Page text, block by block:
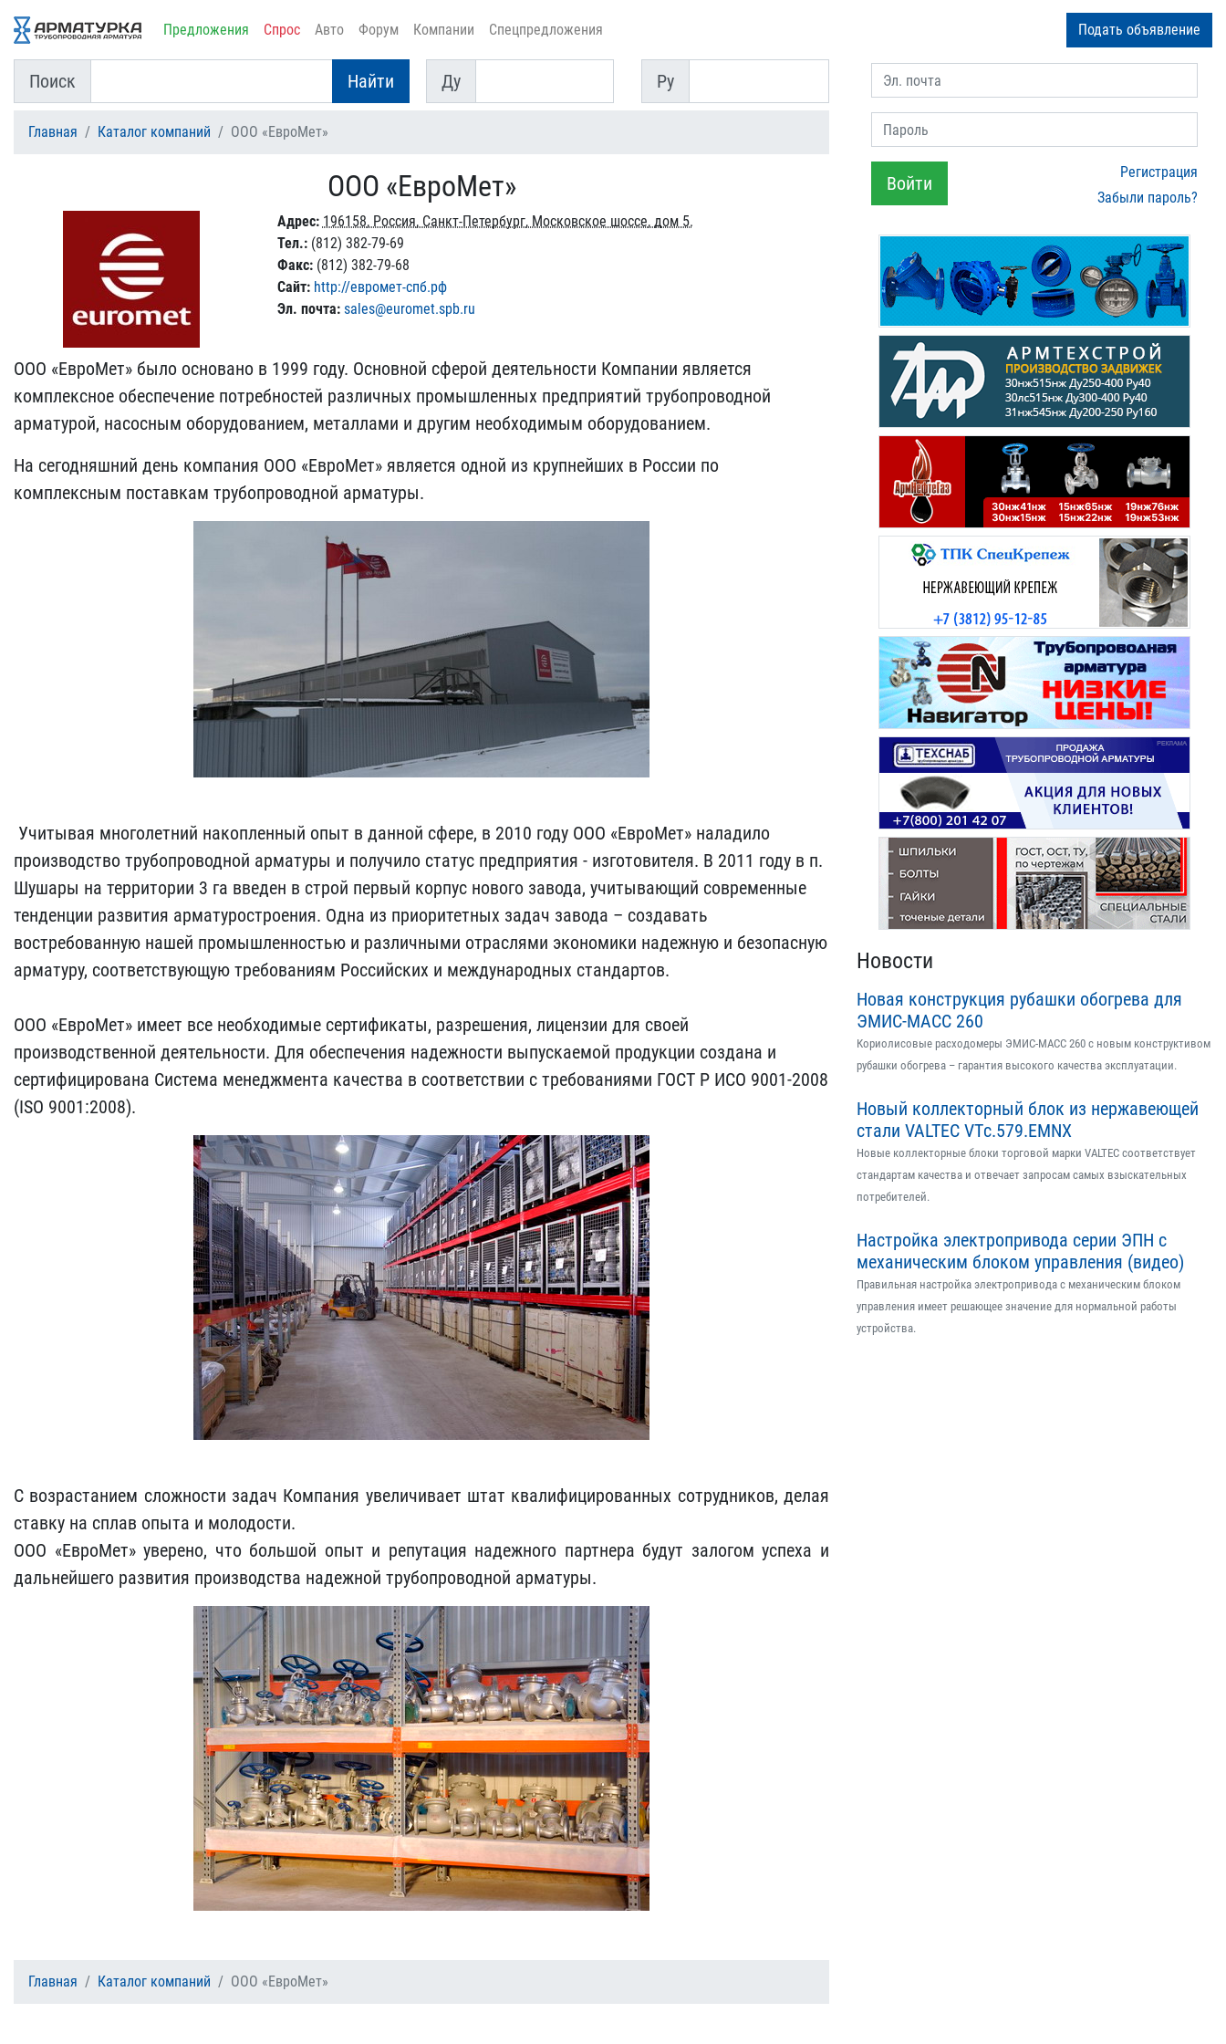
Предложения Спрос Авто Форум Компании Спецпредложения Подать объявление
Поиск Найти
Ду
Ду
Py
Py
Главная Каталог компаний ООО «ЕвроМет»
ООО «ЕвроМет»
Адрес: 196158, Россия, Санкт-Петербург, Московское шоссе, дом 5.
Тел.:(812) 382-79-69
Факс:(812) 382-79-68
Сайт: http://евромет-спб.рф
Эл. почта: sales@euromet.spb.ru
ООО «ЕвроМет» было основано в 1999 году. Основной сферой деятельности Компании является
комплексное обеспечение потребностей различных промышленных предприятий трубопроводной
арматурой, насосным оборудованием, металлами и другим необходимым оборудованием.
На сегодняшний день компания ООО «ЕвроМет» является одной из крупнейших в России по
комплексным поставкам трубопроводной арматуры.
Учитывая многолетний накопленный опыт в данной сфере, в 2010 году ООО «ЕвроМет» наладило
производство трубопроводной арматуры и получило статус предприятия - изготовителя. В 2011 году в п.
Шушары на территории 3 га введен в строй первый корпус нового завода, учитывающий современные
тенденции развития арматуростроения. Одна из приоритетных задач завода – создавать
востребованную нашей промышленностью и различными отраслями экономики надежную и безопасную
арматуру, соответствующую требованиям Российских и международных стандартов.
ООО «ЕвроМет» имеет все необходимые сертификаты, разрешения, лицензии для своей
производственной деятельности. Для обеспечения надежности выпускаемой продукции создана и
сертифицирована Система менеджмента качества в соответствии с требованиями ГОСТ Р ИСО 9001-2008
(ISO 9001:2008).
С возрастанием сложности задач Компания увеличивает штат квалифицированных сотрудников, делая
ставку на сплав опыта и молодости.
ООО «ЕвроМет» уверено, что большой опыт и репутация надежного партнера будут залогом успеха и
дальнейшего развития производства надежной трубопроводной арматуры.
Главная Каталог компаний ООО «ЕвроМет»
Эл. почта
Пароль
Войти
Регистрация
Забыли пароль?
Новости
Новая конструкция рубашки обогрева для
ЭМИС-МАСС 260
Кориолисовые расходомеры ЭМИС-МАСС 260 с новым конструктивом
рубашки обогрева – гарантия высокого качества эксплуатации.
Новый коллекторный блок из нержавеющей
стали VALTEC VTс.579.EMNX
Новые коллекторные блоки торговой марки VALTEC соответствует
стандартам качества и отвечает запросам самых взыскательных
потребителей.
Настройка электропривода серии ЭПН с
механическим блоком управления (видео)
Правильная настройка электропривода с механическим блоком
управления имеет решающее значение для нормальной работы
устройства.